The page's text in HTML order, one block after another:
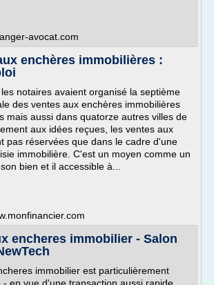
avocat.com
enchères immobilières :
notaires avaient organisé la septième
des ventes aux enchères immobilières
mais aussi dans quatorze autres villes de
aux idées reçues, les ventes aux
pas réservées que dans le cadre d'une
immobilière. C'est un moyen comme un
bien et il accessible à...
encheres immobilier - Salon
immobilier est particulièrement